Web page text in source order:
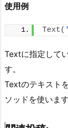
使用例
Text(
Textに指定して
す。
Textのテキスト
ソッドを使います